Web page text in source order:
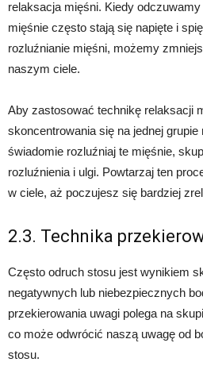
relaksacja mięśni. Kiedy
mięśnie często stają się napięte i
rozluźnianie mięśni, możemy
naszym ciele.
Aby zastosować technikę relaksacji
skoncentrowania się na jednej
świadomie rozluźniaj te mięśnie,
rozluźnienia i ulgi. Powtarzaj ten
w ciele, aż poczujesz się bardziej
2.3. Technika
Często odruch stosu jest wynikiem
negatywnych lub niebezpiecznych
przekierowania uwagi polega na
co może odwrócić naszą uwagę od
stosu.